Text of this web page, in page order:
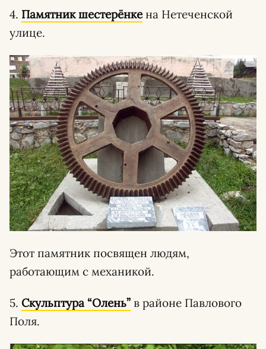
4. Памятник шестерёнкена Нетеченской
улице.
Этот памятник посвящен людям,
работающим с механикой.
5. Скульптура “Олень” в районе Павлового
Поля.